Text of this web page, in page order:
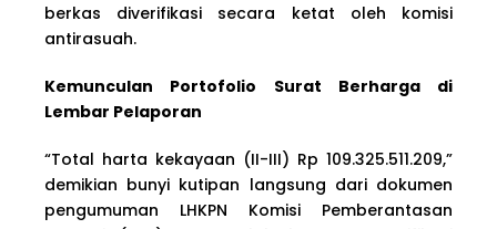
berkas diverifikasi secara ketat oleh komisi
antirasuah.
Kemunculan Portofolio Surat Berharga di
Lembar Pelaporan
“Total harta kekayaan (II-III) Rp 109.325.511.209,”
demikian bunyi kutipan langsung dari dokumen
pengumuman LHKPN Komisi Pemberantasan